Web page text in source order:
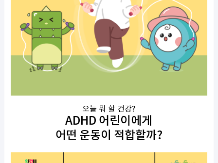
오늘 뭐 할 건강?
ADHD 어린이에게
어떤 운동이 적합할까?